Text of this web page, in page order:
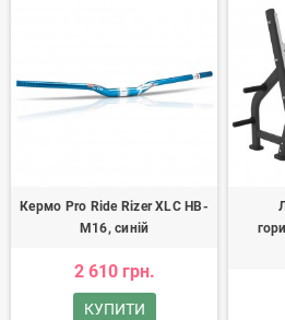
Кермо Pro Ride Rizer XLC HB-
M16, синій
2 610 грн.
КУПИТИ